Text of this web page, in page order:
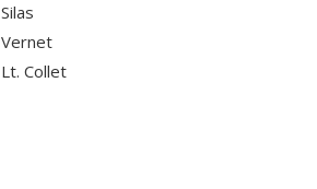
Silas
Vernet
Lt. Collet